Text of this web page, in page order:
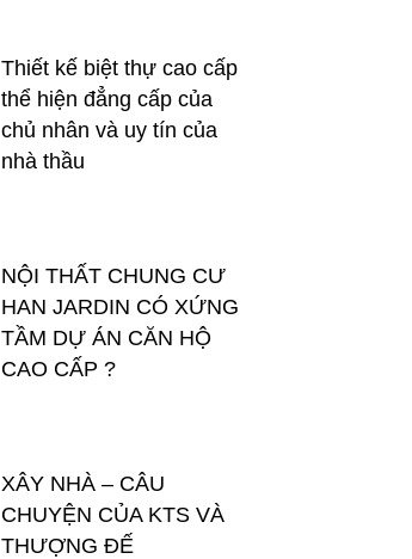
Thiết kế biệt thự cao cấp
thể hiện đẳng cấp của
chủ nhân và uy tín của
nhà thầu
NỘI THẤT CHUNG CƯ
HAN JARDIN CÓ XỨNG
TẦM DỰ ÁN CĂN HỘ
CAO CẤP ?
XÂY NHÀ – CÂU
CHUYỆN CỦA KTS VÀ
THƯỢNG ĐẾ